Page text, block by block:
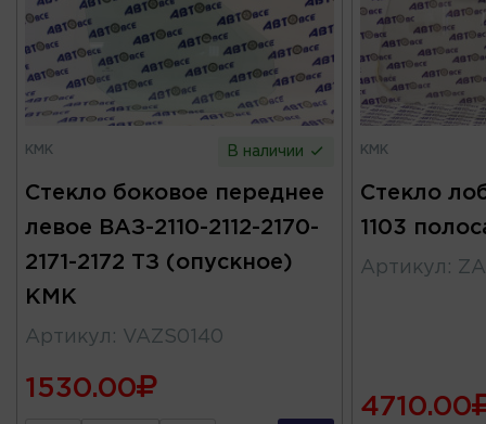
КМК В наличии
Стекло боковое переднее
левое ВАЗ-2110-2112-2170-
2171-2172 ТЗ (опускное)
КМК
Артикул : VAZS0140
1530.00
КМК
Стекло
1103
Артикул :
4710.00